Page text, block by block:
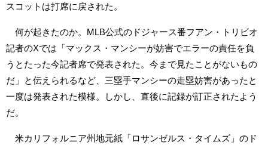
スコットは打席に戻された。
何が起きたのか。MLB公式のドジャース番フアン・トリビオ
記者のXでは「マックス・マンシーが妨害でエラーの責任を負
うとたった今記者席で発表された。今まで見たことがないもの
だ」と伝えられるなど、三塁手マンシーの走塁妨害があったと
一度は発表された模様。しかし、直後に記録が訂正されたよう
だ。
米カリフォルニア州地元紙「ロサンゼルス・タイムズ」のド